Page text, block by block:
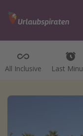
All Inclusive Last
Kategorien